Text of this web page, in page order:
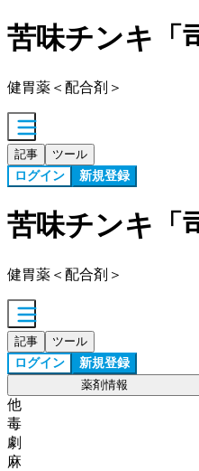
苦味チンキ「
健胃薬＜配合剤＞
記事 ツール
ログイン 新規登録
苦味チンキ「
健胃薬＜配合剤＞
記事 ツール
ログイン 新規登録
薬剤情報
他
毒
劇
麻